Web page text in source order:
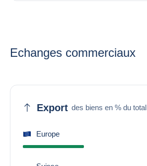
Echanges commerciaux
Export des biens en % du total
Europe